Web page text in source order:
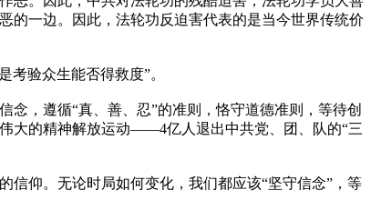
的一边。因此，法轮功反迫害代表的是当今世界传统价
考验众生能否得救度”。
，遵循“真、善、忍”的准则，恪守道德准则，等待创
大的精神解放运动——4亿人退出中共党、团、队的“三
信仰。无论时局如何变化，我们都应该“坚守信念”，等